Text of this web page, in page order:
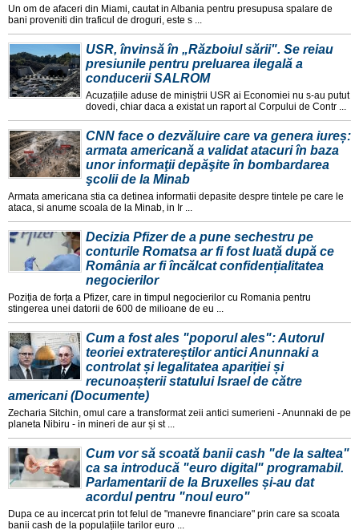
Un om de afaceri din Miami, cautat in Albania pentru presupusa spalare de
bani proveniti din traficul de droguri, este s ...
USR, învinsă în „Războiul sării". Se reiau
presiunile pentru preluarea ilegală a
conducerii SALROM
Acuzațiile aduse de miniștrii USR ai Economiei nu s-au putut
dovedi, chiar daca a existat un raport al Corpului de Contr ...
CNN face o dezvăluire care va genera iureș:
armata americană a validat atacuri în baza
unor informaţii depăşite în bombardarea
şcolii de la Minab
Armata americana stia ca detinea informatii depasite despre tintele pe care le
ataca, si anume scoala de la Minab, in Ir ...
Decizia Pfizer de a pune sechestru pe
conturile Romatsa ar fi fost luată după ce
România ar fi încălcat confidențialitatea
negocierilor
Poziția de forța a Pfizer, care in timpul negocierilor cu Romania pentru
stingerea unei datorii de 600 de milioane de eu ...
Cum a fost ales "poporul ales": Autorul
teoriei extratereștilor antici Anunnaki a
controlat și legalitatea apariției și
recunoașterii statului Israel de către
americani (Documente)
Zecharia Sitchin, omul care a transformat zeii antici sumerieni - Anunnaki de pe
planeta Nibiru - in mineri de aur și st ...
Cum vor să scoată banii cash "de la saltea"
ca sa introducă "euro digital" programabil.
Parlamentarii de la Bruxelles și-au dat
acordul pentru "noul euro"
Dupa ce au incercat prin tot felul de "manevre financiare" prin care sa scoata
banii cash de la populațiile tarilor euro ...